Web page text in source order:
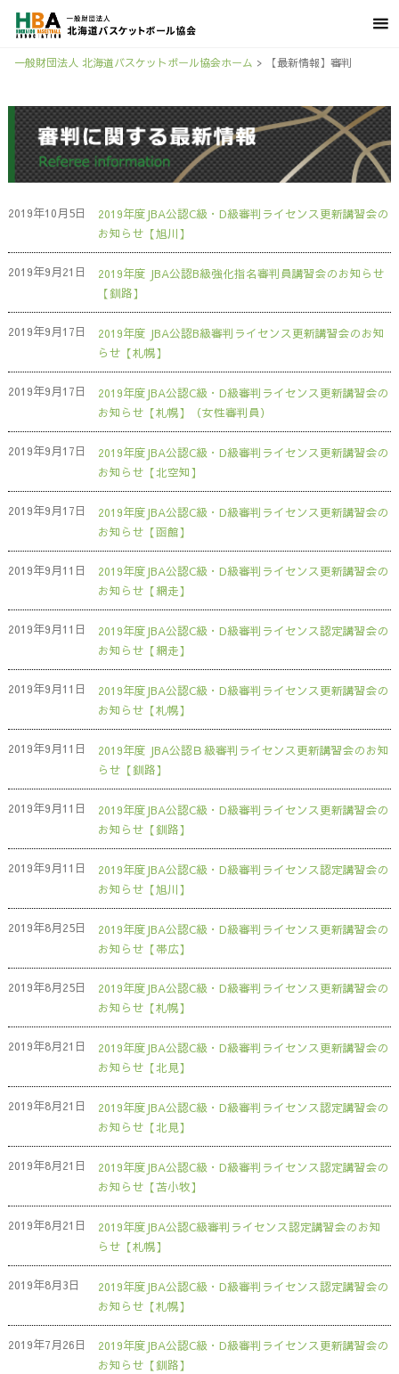
一般財団法人 北海道バスケットボール協会ホーム > 【最新情報】審判
2019年10月5日
2019年度JBA公認C級・D級審判ライセンス更新講習会の
お知らせ【旭川】
2019年9月21日
2019年度 JBA公認B級強化指名審判員講習会のお知らせ
【釧路】
2019年9月17日
2019年度 JBA公認B級審判ライセンス更新講習会のお知
らせ【札幌】
2019年9月17日
2019年度JBA公認C級・D級審判ライセンス更新講習会の
お知らせ【札幌】（女性審判員）
2019年9月17日
2019年度JBA公認C級・D級審判ライセンス更新講習会の
お知らせ【北空知】
2019年9月17日
2019年度JBA公認C級・D級審判ライセンス更新講習会の
お知らせ【函館】
2019年9月11日
2019年度JBA公認C級・D級審判ライセンス更新講習会の
お知らせ【網走】
2019年9月11日
2019年度JBA公認C級・D級審判ライセンス認定講習会の
お知らせ【網走】
2019年9月11日
2019年度JBA公認C級・D級審判ライセンス更新講習会の
お知らせ【札幌】
2019年9月11日
2019年度 JBA公認Ｂ級審判ライセンス更新講習会のお知
らせ【釧路】
2019年9月11日
2019年度JBA公認C級・D級審判ライセンス更新講習会の
お知らせ【釧路】
2019年9月11日
2019年度JBA公認C級・D級審判ライセンス認定講習会の
お知らせ【旭川】
2019年8月25日
2019年度JBA公認C級・D級審判ライセンス更新講習会の
お知らせ【帯広】
2019年8月25日
2019年度JBA公認C級・D級審判ライセンス更新講習会の
お知らせ【札幌】
2019年8月21日
2019年度JBA公認C級・D級審判ライセンス更新講習会の
お知らせ【北見】
2019年8月21日
2019年度JBA公認C級・D級審判ライセンス認定講習会の
お知らせ【北見】
2019年8月21日
2019年度JBA公認C級・D級審判ライセンス認定講習会の
お知らせ【苫小牧】
2019年8月21日
2019年度JBA公認C級審判ライセンス認定講習会のお知
らせ【札幌】
2019年8月3日
2019年度JBA公認C級・D級審判ライセンス認定講習会の
お知らせ【札幌】
2019年7月26日
2019年度JBA公認C級・D級審判ライセンス更新講習会の
お知らせ【釧路】